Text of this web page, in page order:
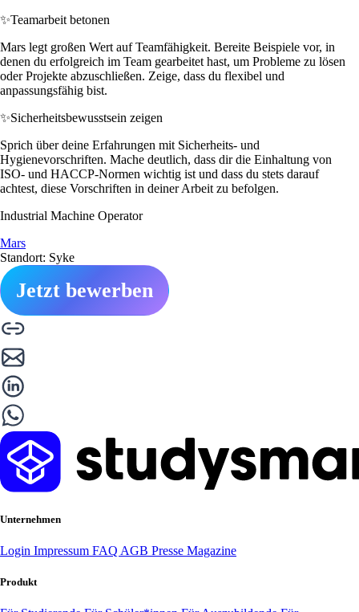
✨Teamarbeit betonen
Mars legt großen Wert auf Teamfähigkeit. Bereite Beispiele vor, in
denen du erfolgreich im Team gearbeitet hast, um Probleme zu lösen
oder Projekte abzuschließen. Zeige, dass du flexibel und
anpassungsfähig bist.
✨Sicherheitsbewusstsein zeigen
Sprich über deine Erfahrungen mit Sicherheits- und
Hygienevorschriften. Mache deutlich, dass dir die Einhaltung von
ISO- und HACCP-Normen wichtig ist und dass du stets darauf
achtest, diese Vorschriften in deiner Arbeit zu befolgen.
Industrial Machine Operator
Mars
Standort: Syke
Jetzt bewerben
Unternehmen
Login Impressum FAQ AGB Presse Magazine
Produkt